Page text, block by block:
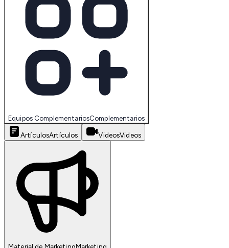
Equipos ComplementariosComplementarios
ArtículosArtículos VideosVideos